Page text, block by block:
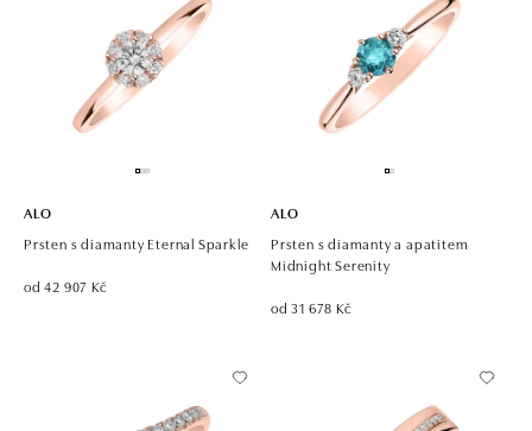
ALO
Prsten s diamanty Eternal Sparkle
od 42 907 Kč
ALO
Prsten s diamanty a apatitem
Midnight Serenity
od 31 678 Kč